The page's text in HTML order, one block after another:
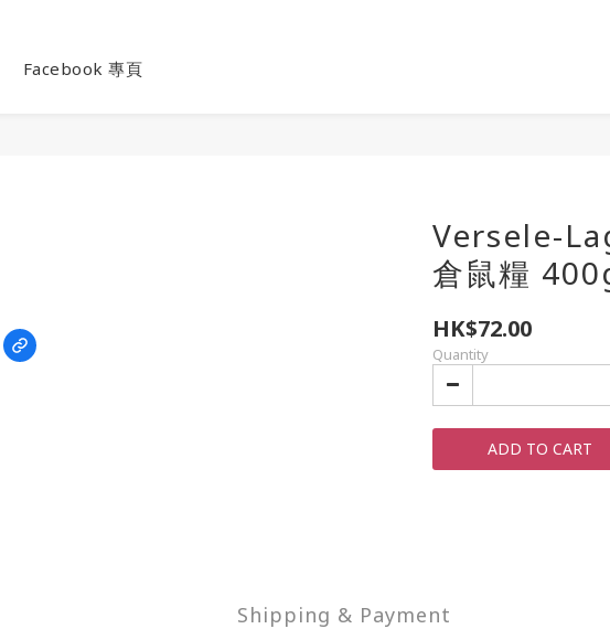
Facebook 專頁
Versele-
倉鼠糧
HK$72.00
Quantity
ADD TO CART
Shipping & Payment